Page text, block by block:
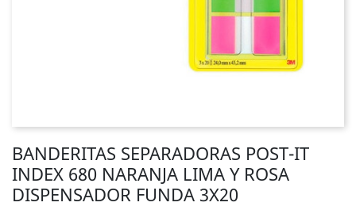
BANDERITAS SEPARADORAS POST-IT
INDEX 680 NARANJA LIMA Y ROSA
DISPENSADOR FUNDA 3X20